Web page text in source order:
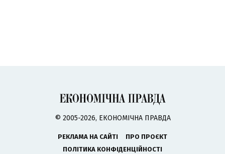
© 2005-2026, ЕКОНОМІЧНА ПРАВДА
РЕКЛАМА НА САЙТІ
ПРО ПРОЄКТ
ПОЛІТИКА КОНФІДЕНЦІЙНОСТІ